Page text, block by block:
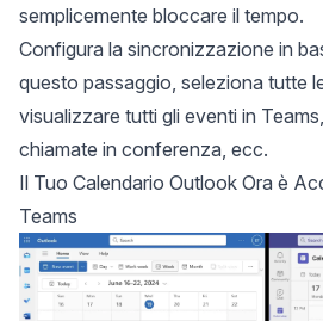
semplicemente bloccare il tempo.
Configura la sincronizzazione in
questo passaggio, seleziona tutte
visualizzare tutti gli eventi in
chiamate in conferenza, ecc.
Il Tuo Calendario Outlook Ora è
Teams